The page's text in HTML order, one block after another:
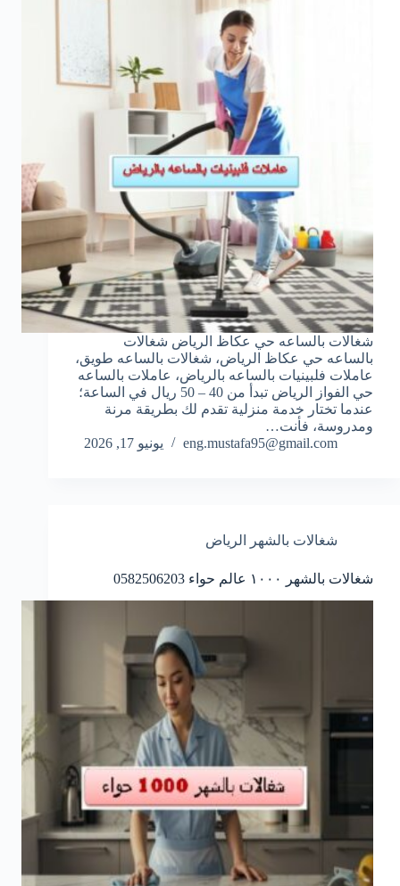
شغالات بالساعه حي عكاظ الرياض شغالات
بالساعه حي عكاظ الرياض، شغالات بالساعه طويق،
عاملات فلبينيات بالساعه بالرياض، عاملات بالساعه
حي الفواز الرياض تبدأ من 40 – 50 ريال في الساعة؛
عندما تختار خدمة منزلية تقدم لك بطريقة مرنة
ومدروسة، فأنت…
eng.mustafa95@gmail.com
يونيو 17, 2026
شغالات بالشهر الرياض
شغالات بالشهر ١٠٠٠ عالم حواء 0582506203